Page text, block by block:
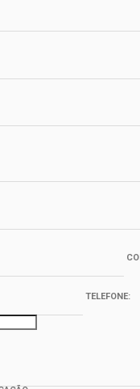
TELEFONE: